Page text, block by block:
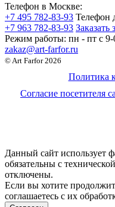
Телефон в Москве:
+7 495 782-83-93 Телефон
+7 963 782-83-93 Заказать
Режим работы: пн - пт c
zakaz@art-farfor.ru
© Art Farfor 2026
Политика
Согласие посетителя
Данный сайт использует
обязательны с
отключены.
Если вы хотите
соглашаетесь с их